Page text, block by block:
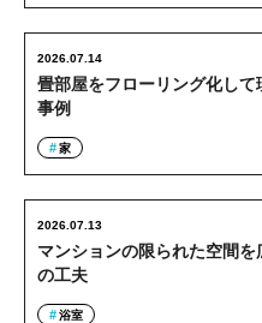
畳部屋をフローリング化して
事例
2026.07.14
家
マンションの限られた空間
の工夫
2026.07.13
浴室